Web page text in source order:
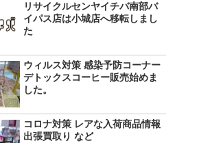
リサイクルセンヤイチバ南部バ
イパス店は小城店へ移転しまし
た
ウィルス対策 感染予防コーナー
デトックスコーヒー販売始めま
した。
コロナ対策 レアな入荷商品情報
出張買取り など